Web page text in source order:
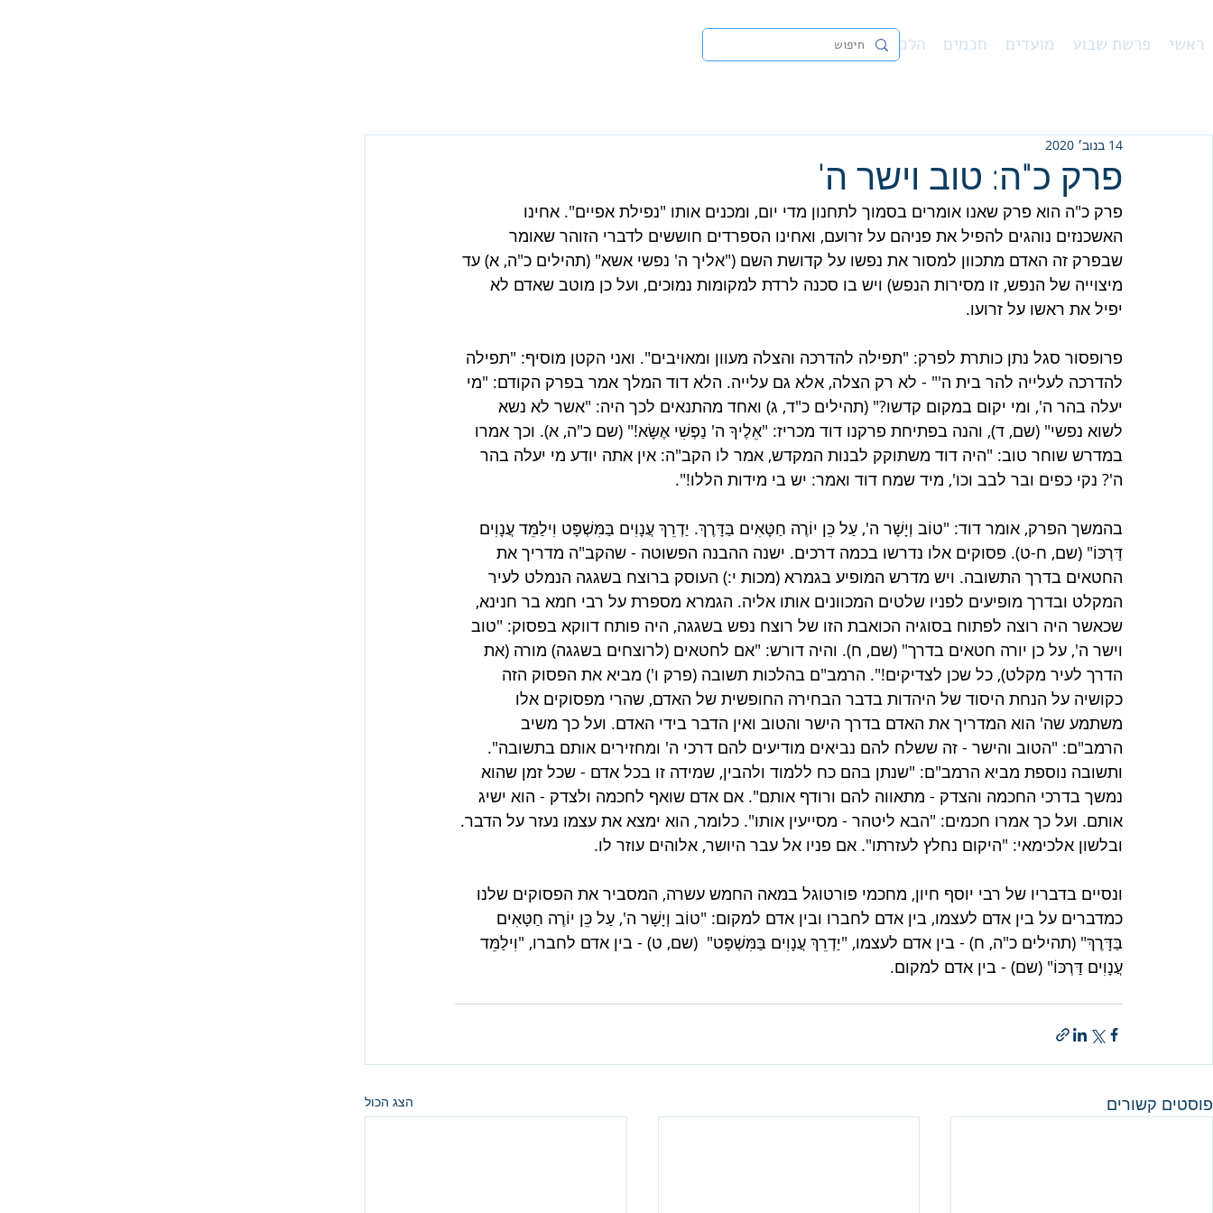
נ"ך הלכה חכמים מועדים פרשת שבוע ראשי
פרק כ"ה: טוב וישר ה'
14 בנוב׳ 2020
פרק כ"ה הוא פרק שאנו אומרים בסמוך לתחנון מדי יום, ומכנים אותו "נפילת אפיים". אחינו
האשכנזים נוהגים להפיל את פניהם על זרועם, ואחינו הספרדים חוששים לדברי הזוהר שאומר
שבפרק זה האדם מתכוון למסור את נפשו על קדושת השם ("אליך ה' נפשי אשא" (תהילים כ"ה, א) עד
מיצוייה של הנפש, זו מסירות הנפש) ויש בו סכנה לרדת למקומות נמוכים, ועל כן מוטב שאדם לא
יפיל את ראשו על זרועו.
פרופסור סגל נתן כותרת לפרק: "תפילה להדרכה והצלה מעוון ומאויבים". ואני הקטן מוסיף: "תפילה
להדרכה לעלייה להר בית ה'" - לא רק הצלה, אלא גם עלייה. הלא דוד המלך אמר בפרק הקודם: "מי
יעלה בהר ה', ומי יקום במקום קדשו?" (תהילים כ"ד, ג) ואחד מהתנאים לכך היה: "אשר לא נשא
לשוא נפשי" (שם, ד), והנה בפתיחת פרקנו דוד מכריז: "אֵלֶיךָ ה' נַפְשִׁי אֶשָּׂא!" (שם כ"ה, א). וכך אמרו
במדרש שוחר טוב: "היה דוד משתוקק לבנות המקדש, אמר לו הקב"ה: אין אתה יודע מי יעלה בהר
ה'? נקי כפים ובר לבב וכו', מיד שמח דוד ואמר: יש בי מידות הללו!".
בהמשך הפרק, אומר דוד: "טוֹב וְיָשָׁר ה', עַל כֵּן יוֹרֶה חַטָּאִים בַּדָּרֶךְ. יַדְרֵךְ עֲנָוִים בַּמִּשְׁפָּט וִילַמֵּד עֲנָוִים
דַּרְכּוֹ" (שם, ח-ט). פסוקים אלו נדרשו בכמה דרכים. ישנה ההבנה הפשוטה - שהקב"ה מדריך את
החטאים בדרך התשובה. ויש מדרש המופיע בגמרא (מכות י:) העוסק ברוצח בשגגה הנמלט לעיר
המקלט ובדרך מופיעים לפניו שלטים המכוונים אותו אליה. הגמרא מספרת על רבי חמא בר חנינא,
שכאשר היה רוצה לפתוח בסוגיה הכואבת הזו של רוצח נפש בשגגה, היה פותח דווקא בפסוק: "טוב
וישר ה', על כן יורה חטאים בדרך" (שם, ח). והיה דורש: "אם לחטאים (לרוצחים בשגגה) מורה (את
הדרך לעיר מקלט), כל שכן לצדיקים!". הרמב"ם בהלכות תשובה (פרק ו') מביא את הפסוק הזה
כקושיה על הנחת היסוד של היהדות בדבר הבחירה החופשית של האדם, שהרי מפסוקים אלו
משתמע שה' הוא המדריך את האדם בדרך הישר והטוב ואין הדבר בידי האדם. ועל כך משיב
הרמב"ם: "הטוב והישר - זה ששלח להם נביאים מודיעים להם דרכי ה' ומחזירים אותם בתשובה".
ותשובה נוספת מביא הרמב"ם: "שנתן בהם כח ללמוד ולהבין, שמידה זו בכל אדם - שכל זמן שהוא
נמשך בדרכי החכמה והצדק - מתאווה להם ורודף אותם". אם אדם שואף לחכמה ולצדק - הוא ישיג
אותם. ועל כך אמרו חכמים: "הבא ליטהר - מסייעין אותו". כלומר, הוא ימצא את עצמו נעזר על הדבר.
ובלשון אלכימאי: "היקום נחלץ לעזרתו". אם פניו אל עבר היושר, אלוהים עוזר לו.
ונסיים בדבריו של רבי יוסף חיון, מחכמי פורטוגל במאה החמש עשרה, המסביר את הפסוקים שלנו
כמדברים על בין אדם לעצמו, בין אדם לחברו ובין אדם למקום: "טוֹב וְיָשָׁר ה', עַל כֵּן יוֹרֶה חַטָּאִים
בַּדָּרֶךְ" (תהילים כ"ה, ח) - בין אדם לעצמו, "יַדְרֵךְ עֲנָוִים בַּמִּשְׁפָּט"  (שם, ט) - בין אדם לחברו, "וִילַמֵּד
עֲנָוִים דַּרְכּוֹ" (שם) - בין אדם למקום.
פוסטים קשורים הצג הכול